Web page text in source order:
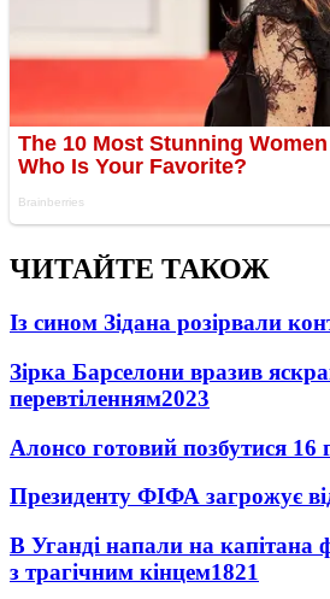
ЧИТАЙТЕ ТАКОЖ
Із сином Зідана розірвали
Зірка Барселони вразив
перевтіленням2023
Алонсо готовий позбутися 16
Президенту ФІФА загрожує
В Уганді напали на капітана
з трагічним кінцем1821